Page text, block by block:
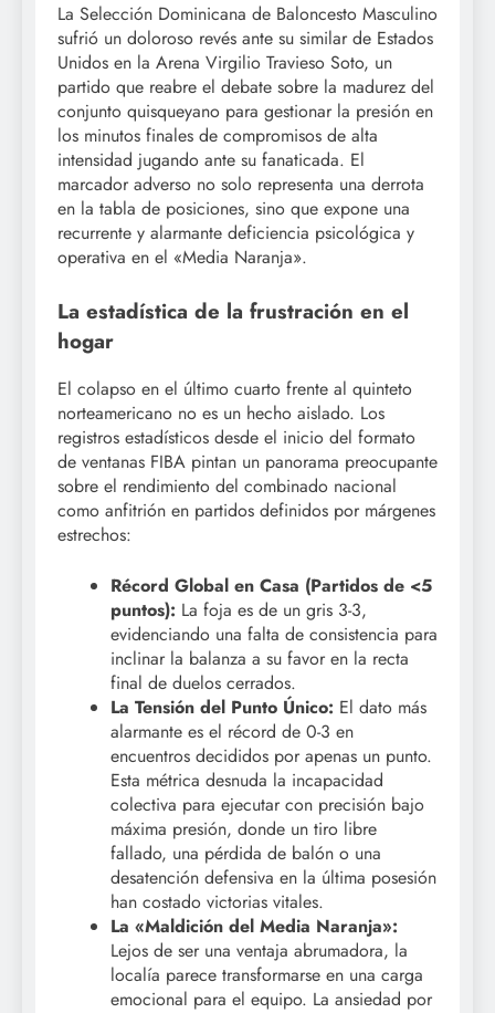
La Selección Dominicana de Baloncesto Masculino
sufrió un doloroso revés ante su similar de Estados
Unidos en la Arena Virgilio Travieso Soto, un
partido que reabre el debate sobre la madurez del
conjunto quisqueyano para gestionar la presión en
los minutos finales de compromisos de alta
intensidad jugando ante su fanaticada. El
marcador adverso no solo representa una derrota
en la tabla de posiciones, sino que expone una
recurrente y alarmante deficiencia psicológica y
operativa en el «Media Naranja».
La estadística de la frustración en el
hogar
El colapso en el último cuarto frente al quinteto
norteamericano no es un hecho aislado. Los
registros estadísticos desde el inicio del formato
de ventanas FIBA pintan un panorama preocupante
sobre el rendimiento del combinado nacional
como anfitrión en partidos definidos por márgenes
estrechos:
Récord Global en Casa (Partidos de <5
puntos): La foja es de un gris 3-3,
evidenciando una falta de consistencia para
inclinar la balanza a su favor en la recta
final de duelos cerrados.
La Tensión del Punto Único: El dato más
alarmante es el récord de 0-3 en
encuentros decididos por apenas un punto.
Esta métrica desnuda la incapacidad
colectiva para ejecutar con precisión bajo
máxima presión, donde un tiro libre
fallado, una pérdida de balón o una
desatención defensiva en la última posesión
han costado victorias vitales.
La «Maldición del Media Naranja»:
Lejos de ser una ventaja abrumadora, la
localía parece transformarse en una carga
emocional para el equipo. La ansiedad por